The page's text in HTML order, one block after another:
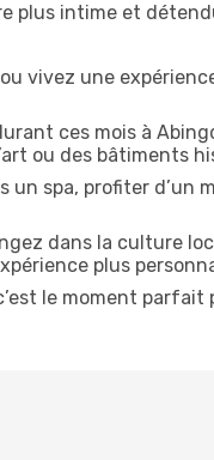
plus intime et
vivez une
ces mois à
ou des bâtiments
spa, profiter d’un
dans la culture
plus
le moment